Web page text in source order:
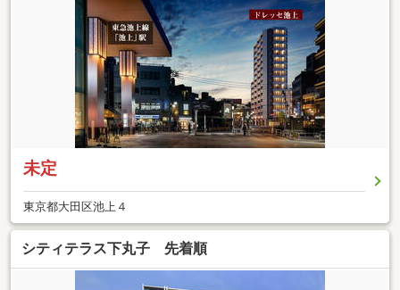
未定
東京都大田区池上４
シティテラス下丸子 先着順